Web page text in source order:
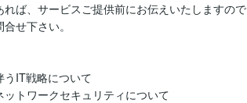
れば、サービスご提供前にお伝えいたしますので
せ下さい。
うIT戦略について
ットワークセキュリティについて